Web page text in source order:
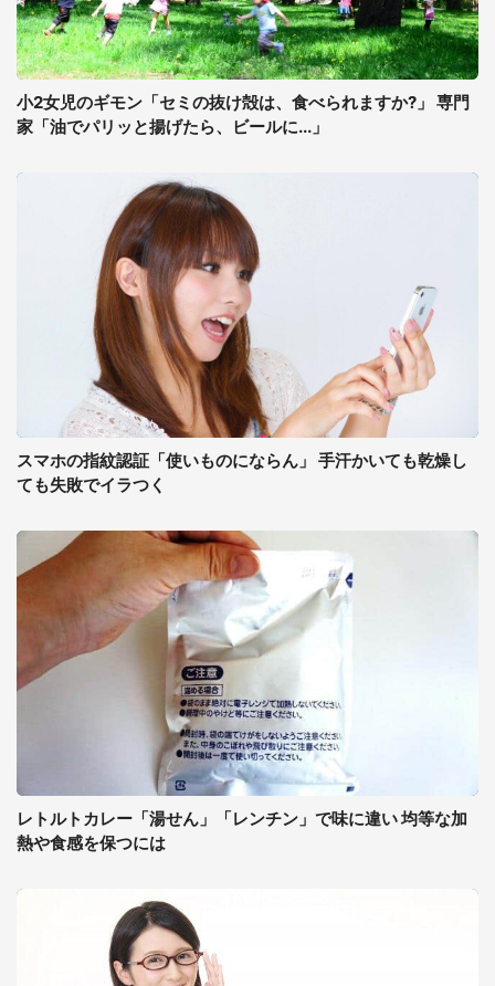
小2女児のギモン「セミの抜け殻は、食べられますか?」 専門
家「油でパリッと揚げたら、ビールに...」
スマホの指紋認証「使いものにならん」 手汗かいても乾燥し
ても失敗でイラつく
レトルトカレー「湯せん」「レンチン」で味に違い 均等な加
熱や食感を保つには